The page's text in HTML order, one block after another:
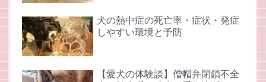
犬の熱中症の死亡率・症状・発症
しやすい環境と予防
【愛犬の体験談】僧帽弁閉鎖不全